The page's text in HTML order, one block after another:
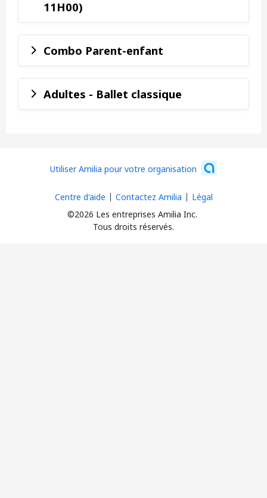
11H00)
Combo Parent-enfant
Adultes - Ballet classique
Utiliser Amilia pour votre organisation
©2026 Les entreprises Amilia Inc.
Tous droits réservés.
Centre d'aide Contactez Amilia Légal